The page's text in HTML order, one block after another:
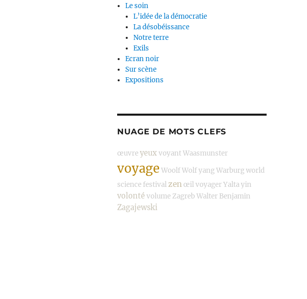
Le soin
L’idée de la démocratie
La désobéissance
Notre terre
Exils
Ecran noir
Sur scène
Expositions
NUAGE DE MOTS CLEFS
œuvreyeuxvoyantWaasmunster
voyage WoolfWolfyangWarburgworld
science festivalzen œilvoyagerYaltayin
volonté volume ZagrebWalter Benjamin
Zagajewski